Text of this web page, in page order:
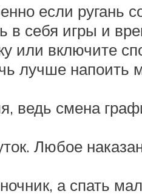
если ругань
себя игры и
или включите
лучше
смена
Любое
а спать